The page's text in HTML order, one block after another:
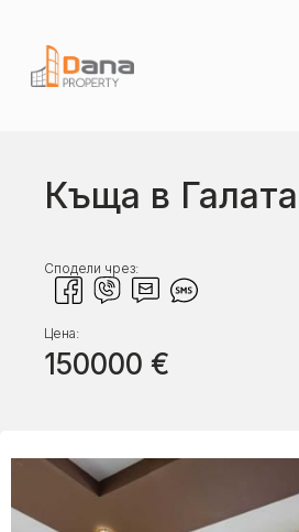
Къща в
Сподели чрез:
Цена:
150000 €